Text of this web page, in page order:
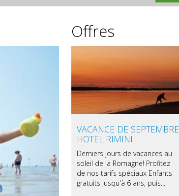
Offres
VACANCE DE SEPTEMBRE
HOTEL RIMINI
Derniers jours de vacances au
soleil de la Romagne! Profitez
de nos tarifs spéciaux Enfants
gratuits jusqu'à 6 ans, puis...